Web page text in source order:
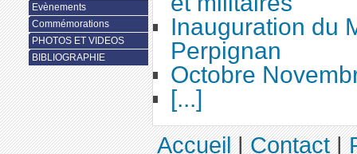
Inauguration du
Perpignan
Octobre
[...]
Evènements
Commémorations
PHOTOS ET VIDEOS
BIBLIOGRAPHIE
Accueil|Contact|